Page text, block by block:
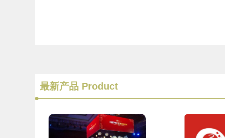
最新产品 Product